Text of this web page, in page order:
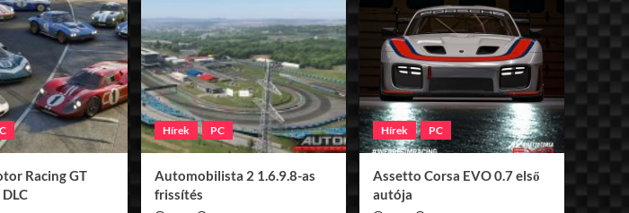
Racing GT
Hírek PC
Automobilista 2 1.6.9.8-as
frissítés
Hírek PC
Assetto Corsa EVO 0.7 első
autója